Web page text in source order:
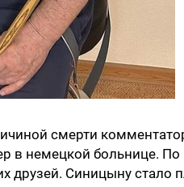
смерти
в немецкой больнице. По
друзей. Синицыну стало